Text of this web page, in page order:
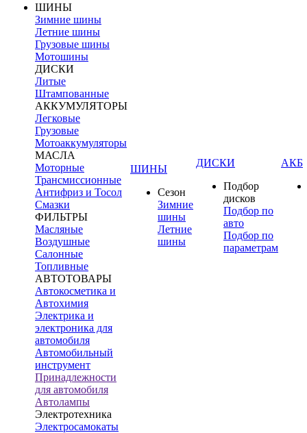
ШИНЫ
Зимние шины
Летние шины
Грузовые шины
Мотошины
ДИСКИ
Литые
Штампованные
АККУМУЛЯТОРЫ
Легковые
Грузовые
Мотоаккумуляторы
МАСЛА
Моторные
Трансмиссионные
Антифриз и Тосол
Смазки
ФИЛЬТРЫ
Масляные
Воздушные
Салонные
Топливные
АВТОТОВАРЫ
Автокосметика и
Автохимия
Электрика и
электроника для
автомобиля
Автомобильный
инструмент
Принадлежности
для автомобиля
Автолампы
Электротехника
Электросамокаты
ШИНЫ
Сезон
Зимние
шины
Летние
шины
ДИСКИ
Подбор
дисков
Подбор по
авто
Подбор по
параметрам
АКБ